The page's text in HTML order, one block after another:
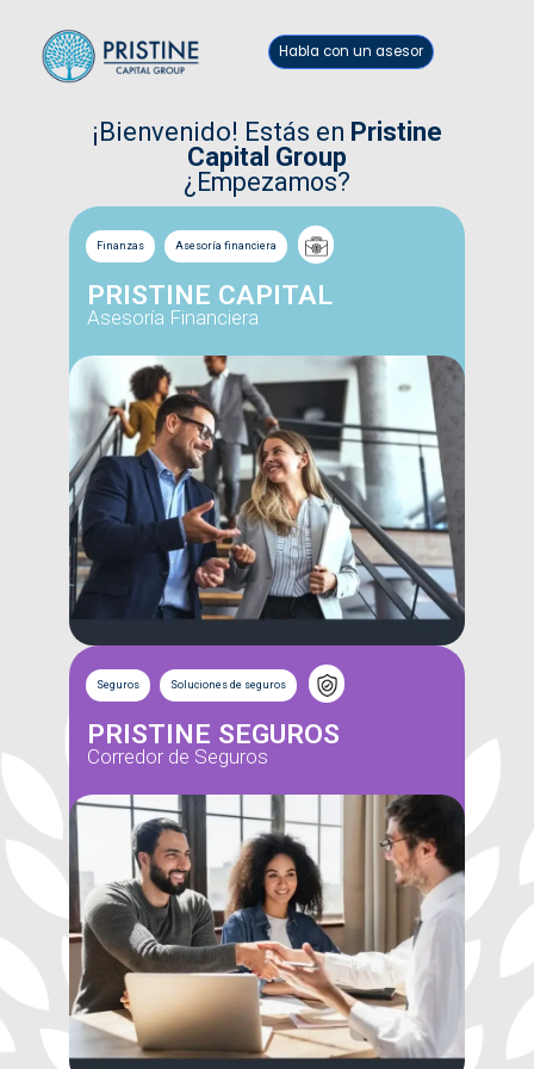
Habla con un asesor
¡Bienvenido! Estás en Pristine
Capital Group
¿Empezamos?
Finanzas Asesoría financiera
PRISTINE CAPITAL
Asesoría Financiera
Seguros Soluciones de seguros
PRISTINE SEGUROS
Corredor de Seguros